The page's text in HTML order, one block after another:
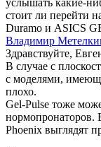
услышать какие-
стоит ли перейти
Duramo и ASICS
Владимир
Здравствуйте,
В случае с
с моделями,
плохо.
Gel-Pulse тоже
нормопронаторов.
Phoenix выглядят